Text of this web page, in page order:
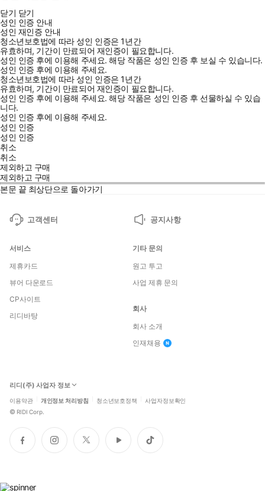
닫기 닫기
성인 인증 안내
성인 재인증 안내
청소년보호법에 따라 성인 인증은 1년간
유효하며, 기간이 만료되어 재인증이 필요합니다.
성인 인증 후에 이용해 주세요.해당 작품은 성인 인증 후 보실 수 있습니다.
성인 인증 후에 이용해 주세요.
청소년보호법에 따라 성인 인증은 1년간
유효하며, 기간이 만료되어 재인증이 필요합니다.
성인 인증 후에 이용해 주세요.해당 작품은 성인 인증 후 선물하실 수 있습
니다.
성인 인증 후에 이용해 주세요.
성인 인증
성인 인증
취소
취소
제외하고 구매
제외하고 구매
본문 끝 최상단으로 돌아가기
고객센터 공지사항
서비스
제휴카드
뷰어 다운로드
CP사이트
리디바탕
기타 문의
원고 투고
사업 제휴 문의
회사
회사 소개
인재채용
리디(주) 사업자 정보
이용약관 개인정보 처리방침 청소년보호정책 사업자정보확인
© RIDI Corp.
페
이
인
스
트
위
유
튜
틱
톡